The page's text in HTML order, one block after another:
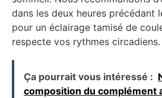
dans les deux heures précédant
pour un éclairage tamisé de
respecte vos rythmes circadiens.
Ça pourrait vous intéressé :
composition du complément